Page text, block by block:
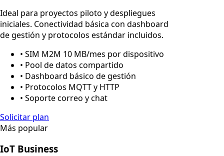
Ideal para proyectos piloto y despliegues
iniciales. Conectividad básica con dashboard
de gestión y protocolos estándar incluidos.
• SIM M2M 10 MB/mes por dispositivo
• Pool de datos compartido
• Dashboard básico de gestión
• Protocolos MQTT y HTTP
• Soporte correo y chat
Solicitar plan
Más popular
IoT Business